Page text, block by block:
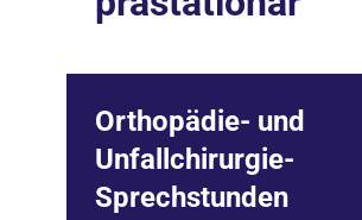
Orthopädie- und
Unfallchirurgie-
Sprechstunden